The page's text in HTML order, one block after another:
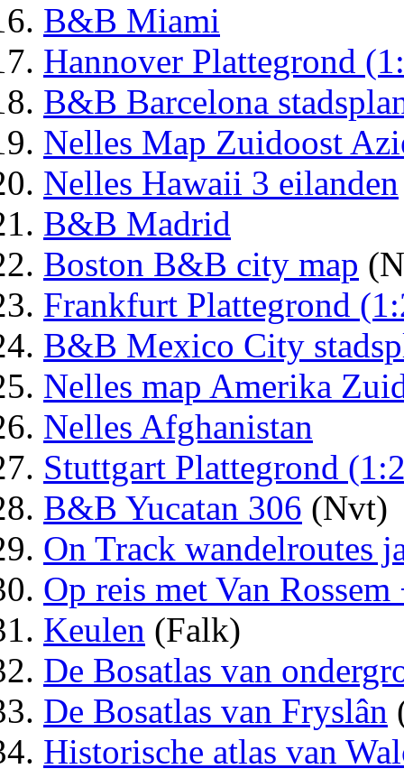
B&B Miami
Hannover Plattegrond
B&B Barcelona
Nelles Map Zuidoost
Nelles Hawaii 3 eilanden
B&B Madrid
Boston B&B city map
Frankfurt Plattegrond
B&B Mexico City
Nelles map Amerika
Nelles Afghanistan
Stuttgart Plattegrond
B&B Yucatan 306 (Nvt)
On Track wandelroutes
Op reis met Van
Keulen (Falk)
De Bosatlas van
De Bosatlas van Fryslân
Historische atlas van